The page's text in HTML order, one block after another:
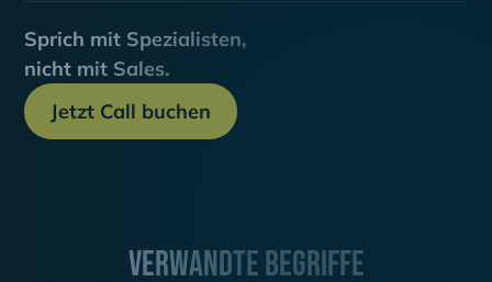
Sprich mit Spezialisten,
nicht mit Sales.
Jetzt Call buchen
Verwandte Begriffe